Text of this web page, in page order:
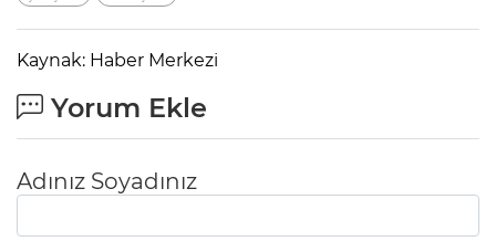
Kaynak: Haber Merkezi
Yorum Ekle
Adınız Soyadınız